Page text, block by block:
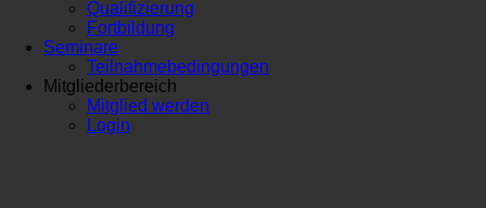
Qualifizierung
Fortbildung
Seminare
Teilnahmebedingungen
Mitgliederbereich
Mitglied werden
Login